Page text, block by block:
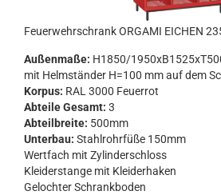
Feu­er­wehr­schrank OR­GA­MI EI­CHEN
Au­ßen­ma­ße: H1850/
mit Helm­stän­der H=100 mm auf dem
Kor­pus: RAL 3000 Feu­er­rot
Ab­tei­le Ge­samt: 3
Ab­teil­brei­te: 500mm
Un­ter­bau: Stahl­rohr­fü­ße 150mm
Wert­fach mit Zy­lin­der­schloss
Klei­der­stan­ge mit Klei­der­ha­ken
Ge­loch­ter Schrank­bo­den